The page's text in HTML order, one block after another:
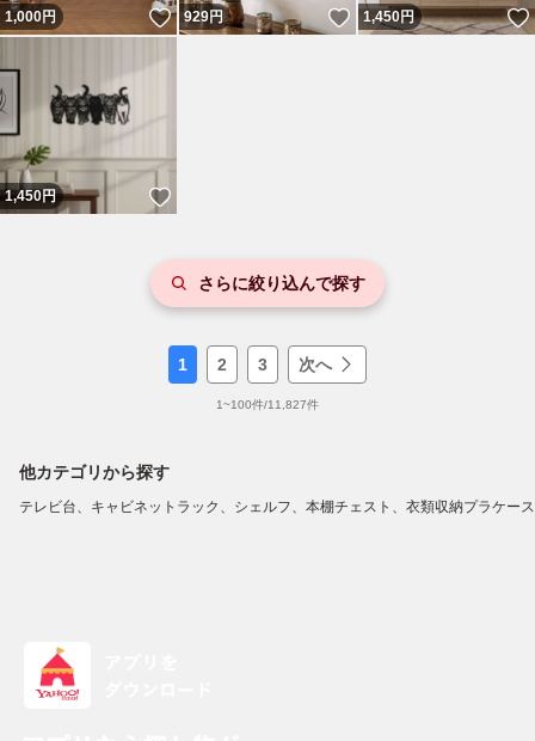
1,000円 いいね！
929円 いいね！
1,450円
1,450円
さらに絞り込んで探す
1 2 3 次へ
1~100件/11,827件
他カテゴリから探す
テレビ台、キャビネット ラック、シェルフ、本棚チェスト、衣類収納プラケー